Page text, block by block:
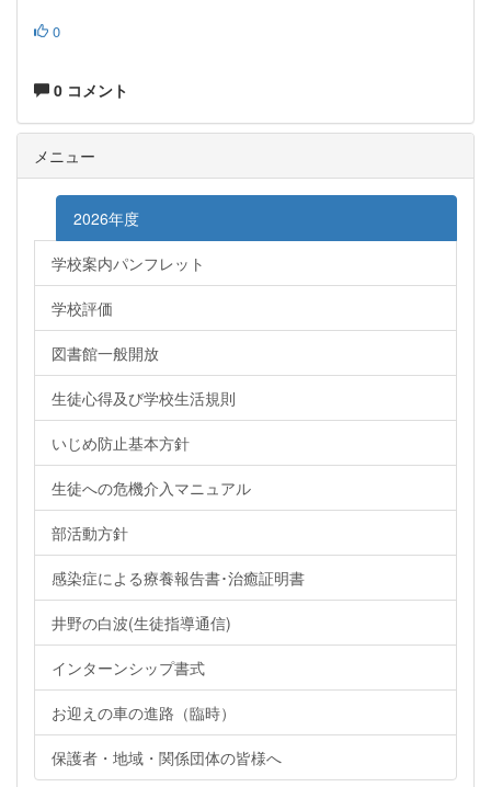
0
0 コメント
メニュー
2026年度
学校案内パンフレット
学校評価
図書館一般開放
生徒心得及び学校生活規則
いじめ防止基本方針
生徒への危機介入マニュアル
部活動方針
感染症による療養報告書･治癒証明書
井野の白波(生徒指導通信)
インターンシップ書式
お迎えの車の進路（臨時）
保護者・地域・関係団体の皆様へ